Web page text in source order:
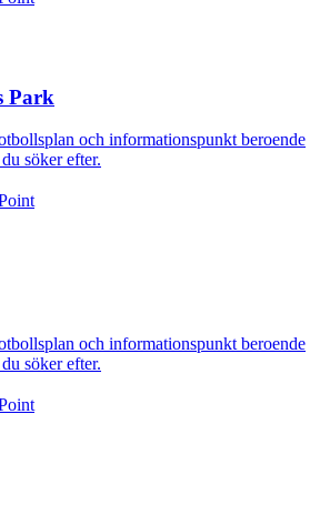
Park
och informationspunkt beroende
söker efter.
och informationspunkt beroende
söker efter.